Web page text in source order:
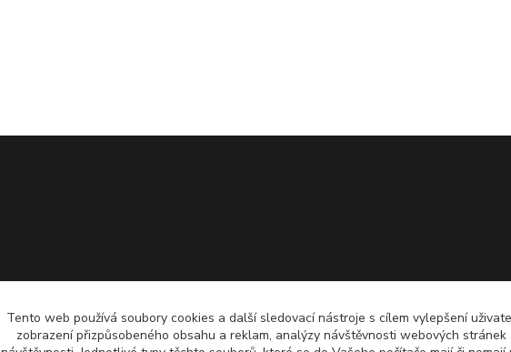
Tento web používá soubory cookies a další sledovací nástroje s cílem vylepšení
zobrazení přizpůsobeného obsahu a reklam, analýzy návštěvnosti webových stránek